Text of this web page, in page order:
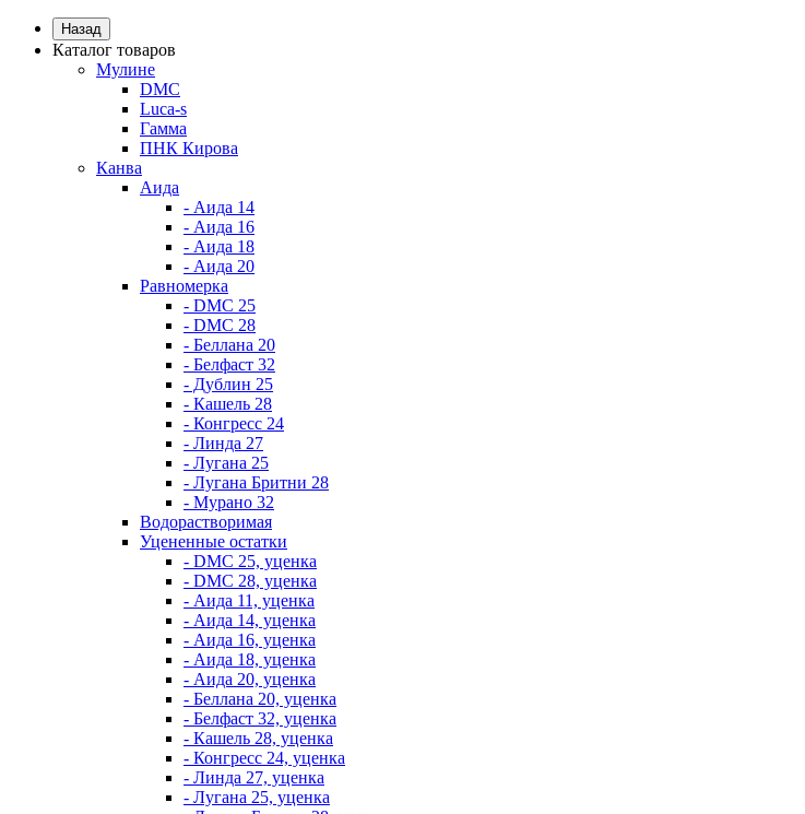
Назад
Каталог товаров
Мулине
DMC
Luca-s
Гамма
ПНК Кирова
Канва
Аида
- Аида 14
- Аида 16
- Аида 18
- Аида 20
Равномерка
- DMC 25
- DMC 28
- Беллана 20
- Белфаст 32
- Дублин 25
- Кашель 28
- Конгресс 24
- Линда 27
- Лугана 25
- Лугана Бритни 28
- Мурано 32
Водорастворимая
Уцененные остатки
- DMC 25, уценка
- DMC 28, уценка
- Аида 11, уценка
- Аида 14, уценка
- Аида 16, уценка
- Аида 18, уценка
- Аида 20, уценка
- Беллана 20, уценка
- Белфаст 32, уценка
- Кашель 28, уценка
- Конгресс 24, уценка
- Линда 27, уценка
- Лугана 25, уценка